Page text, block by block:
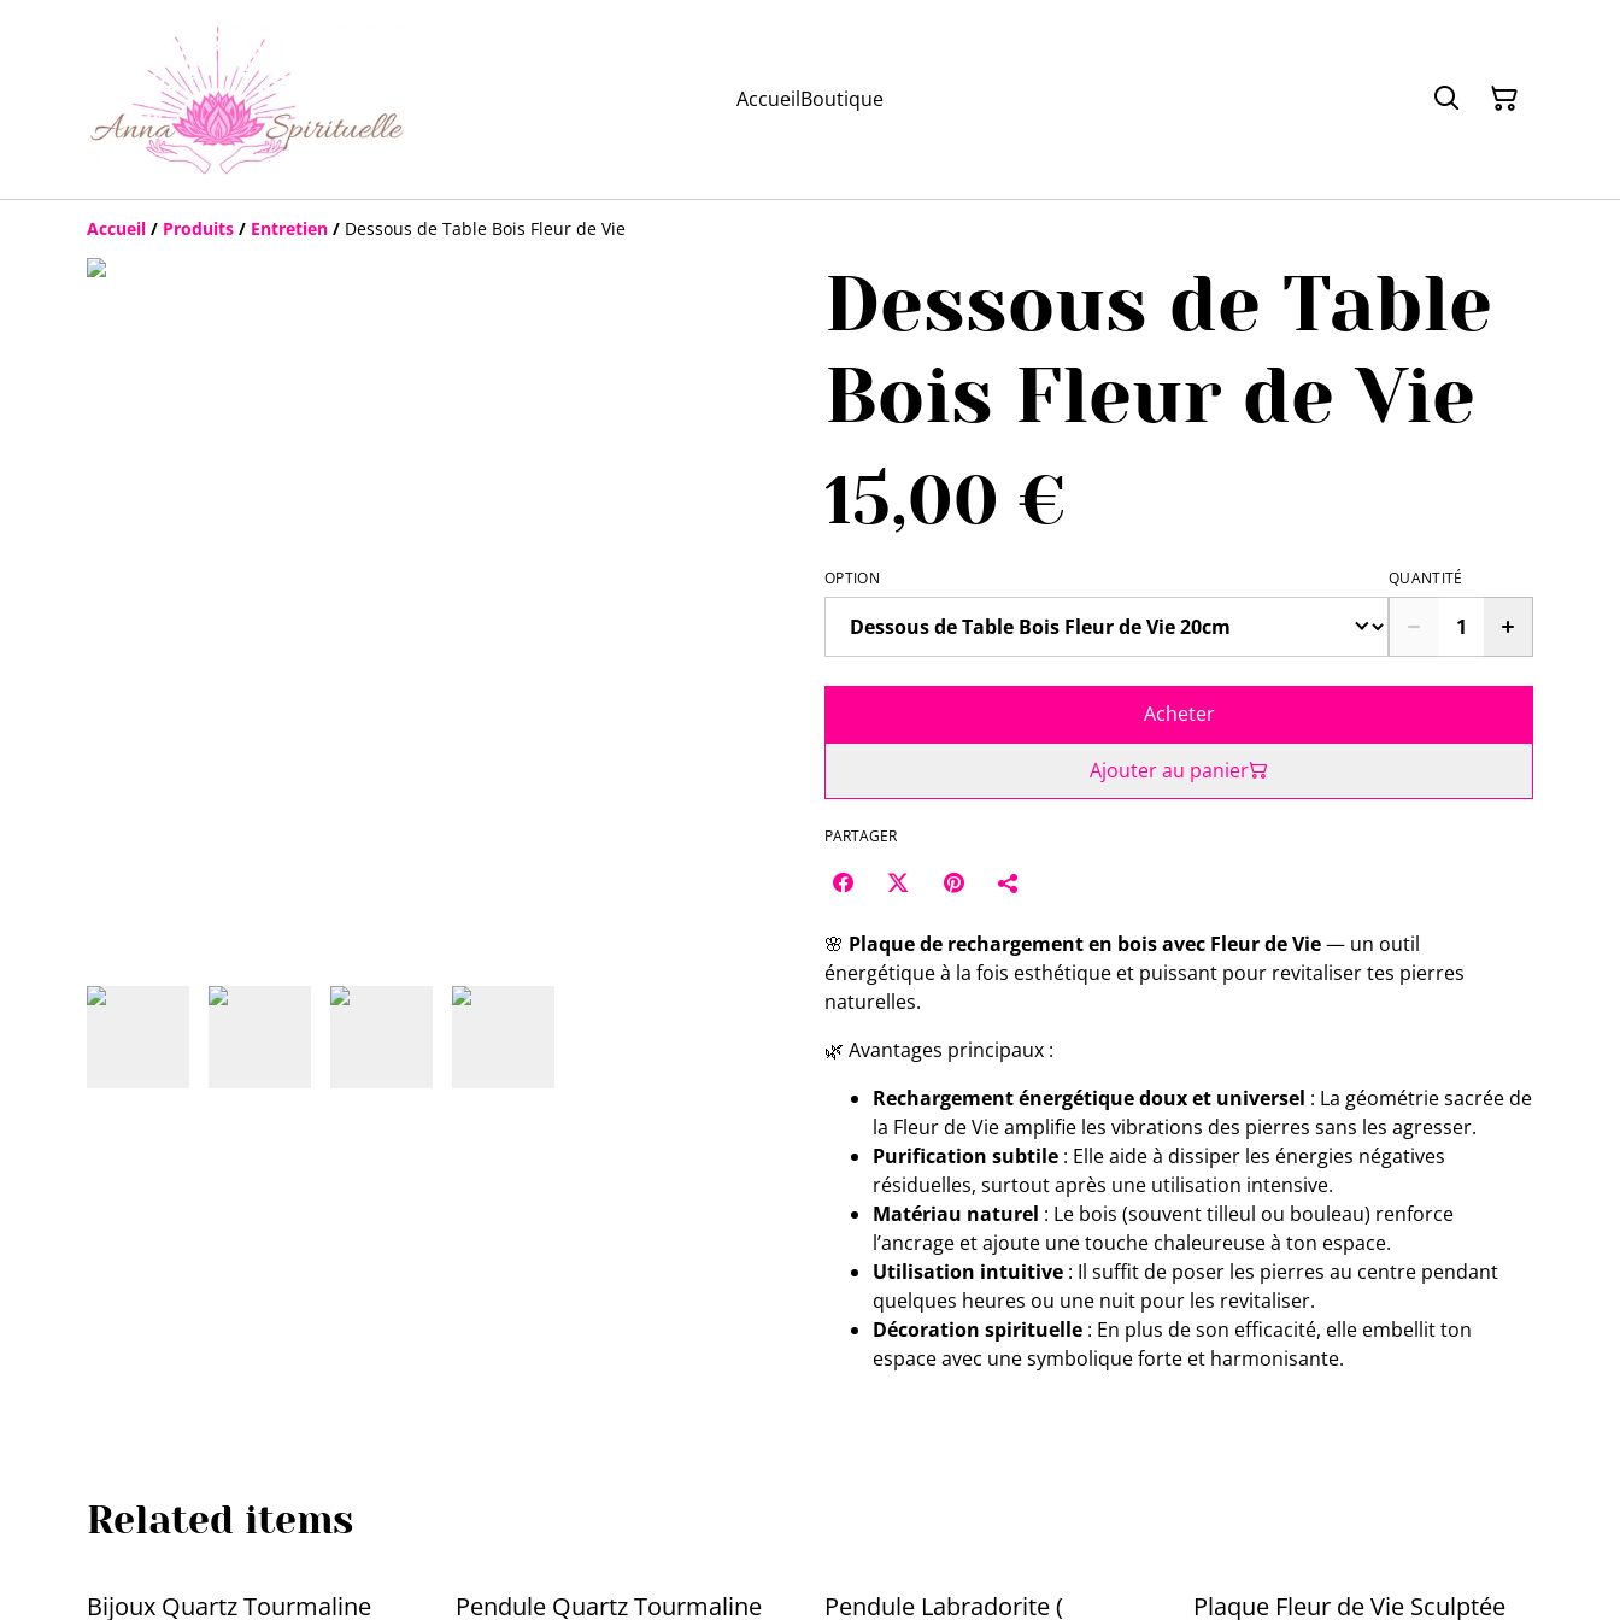
AccueilBoutique
Accueil / Produits / Entretien / Dessous de Table Bois Fleur de Vie
Dessous de Table
Bois Fleur de Vie
15,00 €
OPTION QUANTITÉ
Acheter
Ajouter au panier
PARTAGER
🌸 Plaque de rechargement en bois avec Fleur de Vie— un outil
énergétique à la fois esthétique et puissant pour revitaliser tes pierres
naturelles.
🌿 Avantages principaux :
Rechargement énergétique doux et universel : La géométrie sacrée de
la Fleur de Vie amplifie les vibrations des pierres sans les agresser.
Purification subtile : Elle aide à dissiper les énergies négatives
résiduelles, surtout après une utilisation intensive.
Matériau naturel : Le bois (souvent tilleul ou bouleau) renforce
l’ancrage et ajoute une touche chaleureuse à ton espace.
Utilisation intuitive : Il suffit de poser les pierres au centre pendant
quelques heures ou une nuit pour les revitaliser.
Décoration spirituelle : En plus de son efficacité, elle embellit ton
espace avec une symbolique forte et harmonisante.
Related items
Bijoux Quartz Tourmaline Pendule Quartz Tourmaline
Pendule Labradorite (
Plaque Fleur de Vie Sculptée